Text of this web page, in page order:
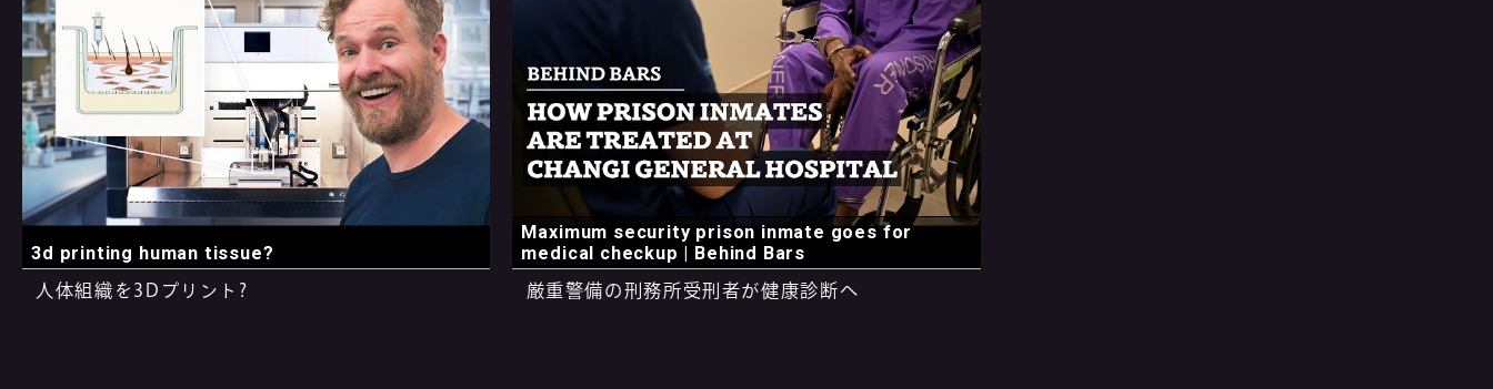
3d printing human tissue?
人体組織を3Dプリント?
Maximum security prison inmate goes for
medical checkup | Behind Bars
厳重警備の刑務所受刑者が健康診断へ